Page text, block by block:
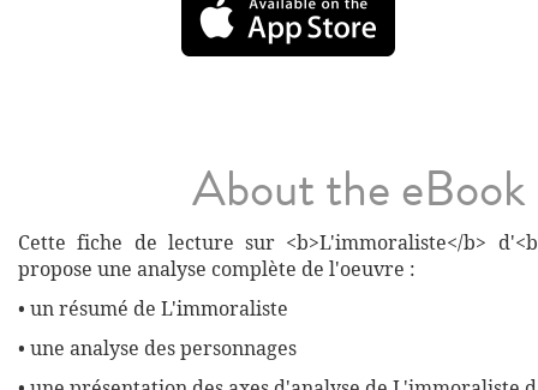
About the eBook
Cette fiche de lecture sur <b>L'immoraliste</b>
propose une analyse complète de l'oeuvre :
• un résumé de L'immoraliste
• une analyse des personnages